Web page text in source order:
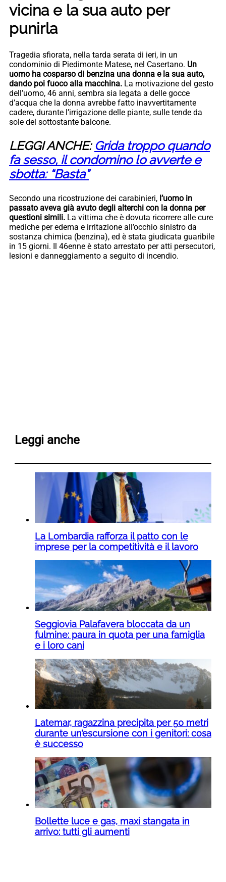
vicina e la sua auto per
punirla
Tragedia sfiorata, nella tarda serata di ieri, in un
condominio di Piedimonte Matese, nel Casertano. Un
uomo ha cosparso di benzina una donna e la sua auto,
dando poi fuoco alla macchina. La motivazione del gesto
dell’uomo, 46 anni, sembra sia legata a delle gocce
d’acqua che la donna avrebbe fatto inavvertitamente
cadere, durante l’irrigazione delle piante, sulle tende da
sole del sottostante balcone.
LEGGI ANCHE: Grida troppo quando
fa sesso, il condomino lo avverte e
sbotta: “Basta”
Secondo una ricostruzione dei carabinieri, l’uomo in
passato aveva già avuto degli alterchi con la donna per
questioni simili. La vittima che è dovuta ricorrere alle cure
mediche per edema e irritazione all’occhio sinistro da
sostanza chimica (benzina), ed è stata giudicata guaribile
in 15 giorni. Il 46enne è stato arrestato per atti persecutori,
lesioni e danneggiamento a seguito di incendio.
Leggi anche
La Lombardia rafforza il patto con le
imprese per la competitività e il lavoro
Seggiovia Palafavera bloccata da un
fulmine: paura in quota per una famiglia
e i loro cani
Latemar, ragazzina precipita per 50 metri
durante un’escursione con i genitori: cosa
è successo
Bollette luce e gas, maxi stangata in
arrivo: tutti gli aumenti